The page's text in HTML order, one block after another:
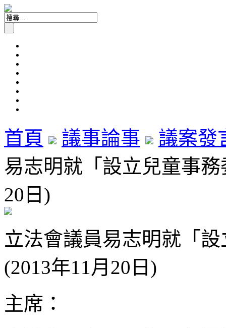
首頁 議事論事
議案發
易志明就「設立兒童事
20日)
立法會議員易志明就「
(2013年11月20日)
主席：